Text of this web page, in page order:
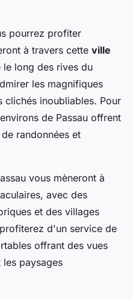
pourrez profiter
à travers cette ville
le long des rives du
les magnifiques
clichés inoubliables. Pour
de Passau offrent
randonnées et
vous mèneront à
avec des
et des villages
d'un service de
offrant des vues
paysages